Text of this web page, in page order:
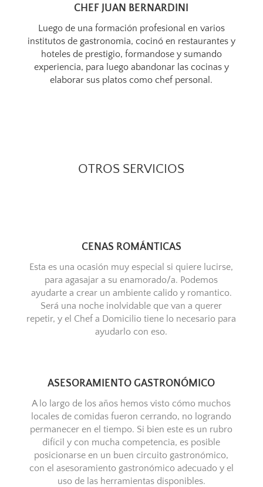
CHEF JUAN BERNARDINI
Luego de una formación profesional en varios
institutos de gastronomia, cocinó en restaurantes y
hoteles de prestigio, formandose y sumando
experiencia, para luego abandonar las cocinas y
elaborar sus platos como chef personal.
OTROS SERVICIOS
CENAS ROMÁNTICAS
Esta es una ocasión muy especial si quiere lucirse,
para agasajar a su enamorado/a. Podemos
ayudarte a crear un ambiente calido y romantico.
Será una noche inolvidable que van a querer
repetir, y el Chef a Domicilio tiene lo necesario para
ayudarlo con eso.
ASESORAMIENTO GASTRONÓMICO
A lo largo de los años hemos visto cómo muchos
locales de comidas fueron cerrando, no logrando
permanecer en el tiempo. Si bien este es un rubro
difícil y con mucha competencia, es posible
posicionarse en un buen circuito gastronómico,
con el asesoramiento gastronómico adecuado y el
uso de las herramientas disponibles.